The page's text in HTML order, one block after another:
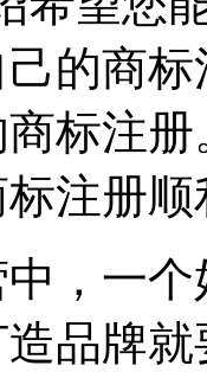
的商
标注
注册顺
，一
品牌